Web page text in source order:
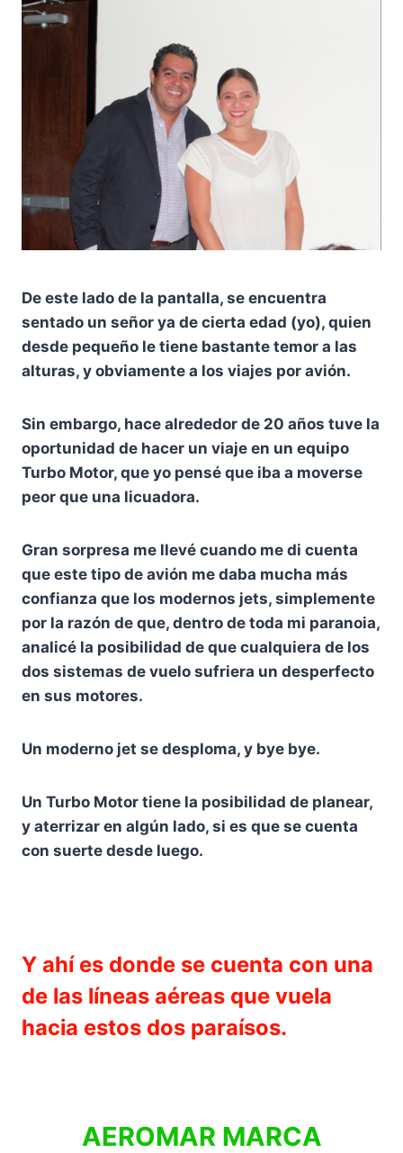
De este lado de la pantalla, se encuentra
sentado un señor ya de cierta edad (yo), quien
desde pequeño le tiene bastante temor a las
alturas, y obviamente a los viajes por avión.
Sin embargo, hace alrededor de 20 años tuve la
oportunidad de hacer un viaje en un equipo
Turbo Motor, que yo pensé que iba a moverse
peor que una licuadora.
Gran sorpresa me llevé cuando me di cuenta
que este tipo de avión me daba mucha más
confianza que los modernos jets, simplemente
por la razón de que, dentro de toda mi paranoia,
analicé la posibilidad de que cualquiera de los
dos sistemas de vuelo sufriera un desperfecto
en sus motores.
Un moderno jet se desploma, y bye bye.
Un Turbo Motor tiene la posibilidad de planear,
y aterrizar en algún lado, si es que se cuenta
con suerte desde luego.
Y ahí es donde se cuenta con una
de las líneas aéreas que vuela
hacia estos dos paraísos.
AEROMAR MARCA